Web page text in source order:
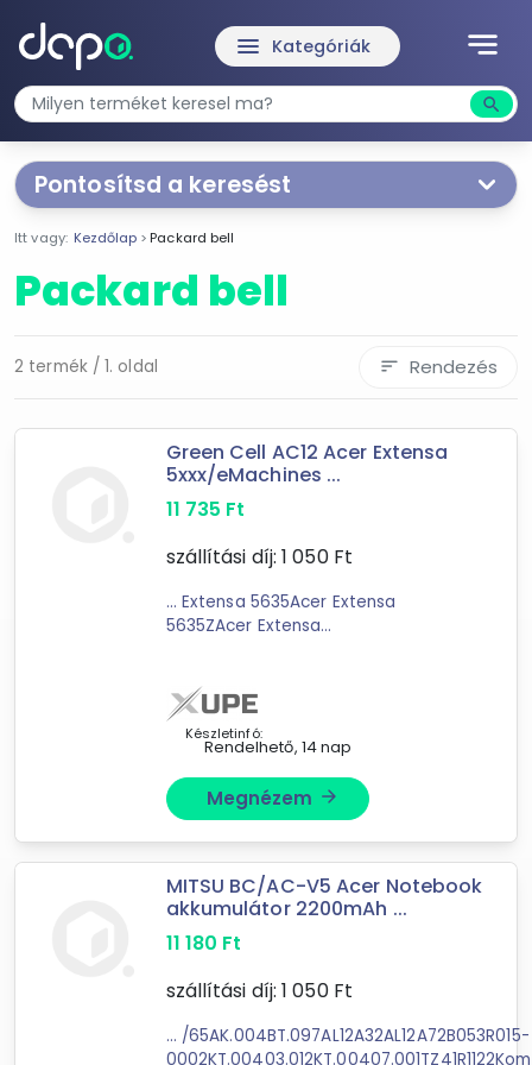
notes
menu Kategóriák
search
Pontosítsd a keresést
Mást is keresel? Válogass a Depo teljes
kínálatából!
tovább válogatok »
Forgalmazók
Itt vagy: Kezdőlap Packard bell
Packard bell
2 termék / 1. oldal sort Rendezés
Green Cell AC12 Acer Extensa
5xxx/eMachines ...
11 735 Ft
szállítási díj: 1 050Ft
... Extensa 5635Acer Extensa
5635ZAcer Extensa
EasyNote Gateway NV4 sorozat
Készletinfó:
Rendelhető, 14 nap
Megnézem arrow_forward
MITSU BC/AC-V5 Acer Notebook
akkumulátor 2200mAh ...
11 180 Ft
szállítási díj: 1 050Ft
... /65AK.004BT.097AL12A32AL12A72B053R015-